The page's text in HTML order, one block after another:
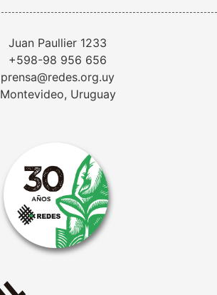
Juan Paullier 1233
+598-98 956 656
prensa@redes.org.uy
Montevideo, Uruguay